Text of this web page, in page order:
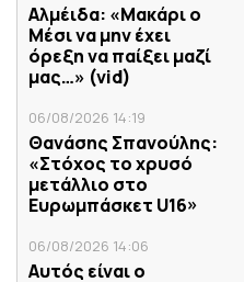
Αλμέιδα: «Μακάρι ο
Μέσι να μην έχει
όρεξη να παίξει μαζί
μας…» (vid)
06/08/2026 14:19
Θανάσης Σπανούλης:
«Στόχος το χρυσό
μετάλλιο στο
Ευρωμπάσκετ U16»
06/08/2026 14:06
Αυτός είναι ο